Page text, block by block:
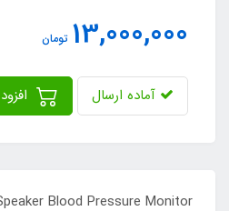
13,000,000 تومان
آماده ارسال
Blood Pressure Monitor